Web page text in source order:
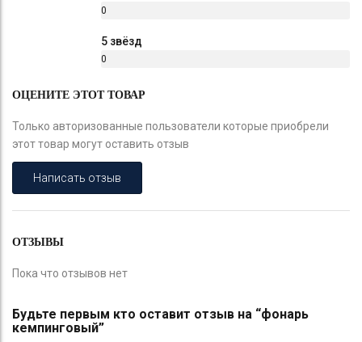
0
5 звёзд
0
ОЦЕНИТЕ ЭТОТ ТОВАР
Только авторизованные пользователи которые приобрели
этот товар могут оставить отзыв
Написать отзыв
ОТЗЫВЫ
Пока что отзывов нет
Будьте первым кто оставит отзыв на “фонарь
кемпинговый”